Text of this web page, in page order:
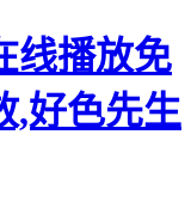
线播放免
,好色先生